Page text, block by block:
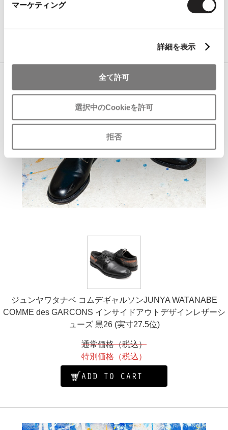
マーケティング
詳細を表示
全て許可
選択中のCookieを許可
拒否
ジュンヤワタナベ コムデギャルソンJUNYA WATANABE
COMME des GARCONS インサイドアウトデザインレザーシ
ューズ 黒26 (実寸27.5位)
通常価格（税込）
特別価格（税込）
ADD TO CART